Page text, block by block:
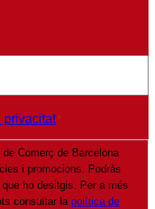
privacitat*
Comerç de Barcelona
i promocions. Podràs
ho desitgis. Per a més
consultar la política de